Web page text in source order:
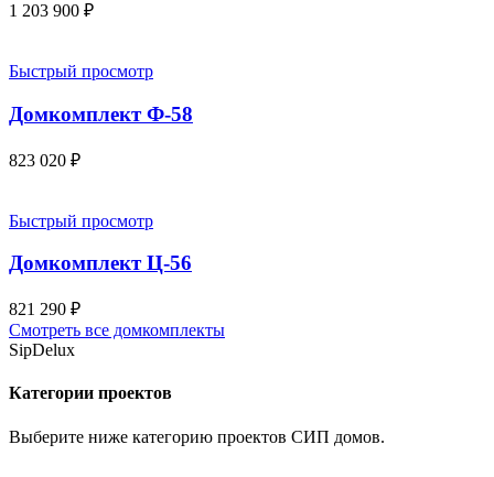
1 203 900 ₽
Быстрый просмотр
Домкомплект Ф-58
823 020 ₽
Быстрый просмотр
Домкомплект Ц-56
821 290 ₽
Смотреть все домкомплекты
SipDelux
Категории проектов
Выберите ниже категорию проектов СИП домов.